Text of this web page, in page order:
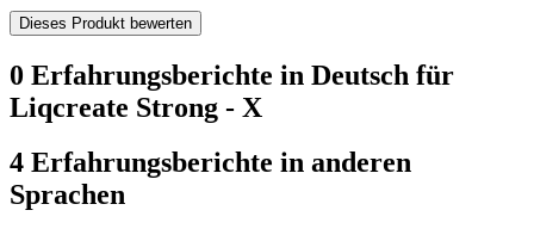
Dieses Produkt bewerten
0 Erfahrungsberichte in Deutsch für
Liqcreate Strong - X
4 Erfahrungsberichte in anderen
Sprachen